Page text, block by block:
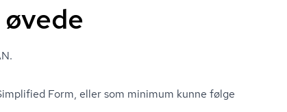
Form, eller som minimum kunne følge